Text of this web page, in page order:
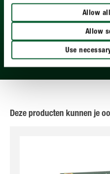
Allow
Allow
Use
voor mensen met een
bestaan en hoe je wespen
MEER
Deze producten kunnen je